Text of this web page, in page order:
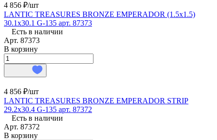
4 856 ₽/шт
LANTIC TREASURES BRONZE EMPERADOR (1.5x1.5)
30.1x30.1 G-135 арт. 87373
Есть в наличии
Арт. 87373
В корзину
4 856 ₽/шт
LANTIC TREASURES BRONZE EMPERADOR STRIP
29.2x30.4 G-135 арт. 87372
Есть в наличии
Арт. 87372
В корзину